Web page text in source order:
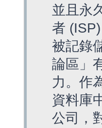
並且永
者
被記錄
論區」
力。作
資料庫
公司，